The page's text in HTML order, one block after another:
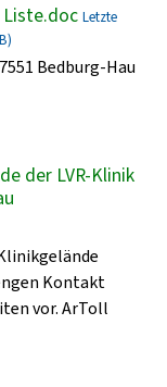
Letzte
Bedburg-Hau
der LVR-Klinik
Kontakt
vor. ArToll